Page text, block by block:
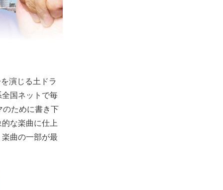
演じる土ドラ
国ネットで毎
ために書き下
な楽曲に仕上
曲の一部が最